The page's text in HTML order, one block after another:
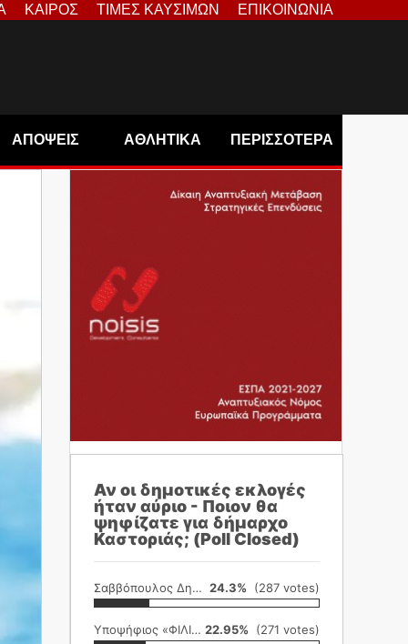
ΚΑΙΡΟΣ ΤΙΜΕΣ ΚΑΥΣΙΜΩΝ ΕΠΙΚΟΙΝΩΝΙΑ
ΑΠΟΨΕΙΣ ΑΘΛΗΤΙΚΑ ΠΕΡΙΣΣΟΤΕΡΑ
Αν οι δημοτικές εκλογές
ήταν αύριο - Ποιον θα
ψηφίζατε για δήμαρχο
Καστοριάς; (Poll Closed)
Σαββόπουλος Δημήτρης 24.3% (287 votes)
Υποψήφιος «ΦΙΛΙΚΗ ΕΤΑΙΡΕΙΑ» 22.95% (271 votes)